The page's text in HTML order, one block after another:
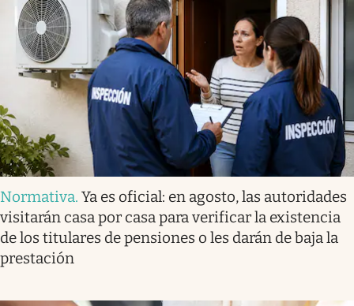
Normativa. Ya es oficial: en agosto, las autoridades
visitarán casa por casa para verificar la existencia
de los titulares de pensiones o les darán de baja la
prestación